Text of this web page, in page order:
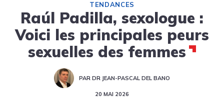
TENDANCES
Raúl Padilla, sexologue :
Voici les principales peurs
sexuelles des femmes
PAR DR JEAN-PASCAL DEL BANO
20 MAI 2026